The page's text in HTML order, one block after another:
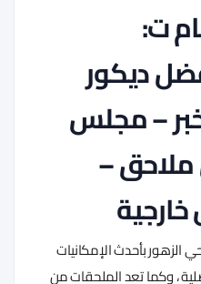
ت:
افضل ديكور
– مجلس
–
الزهور بأحدث الإمكانيات
، وكما تعد الملحقات من